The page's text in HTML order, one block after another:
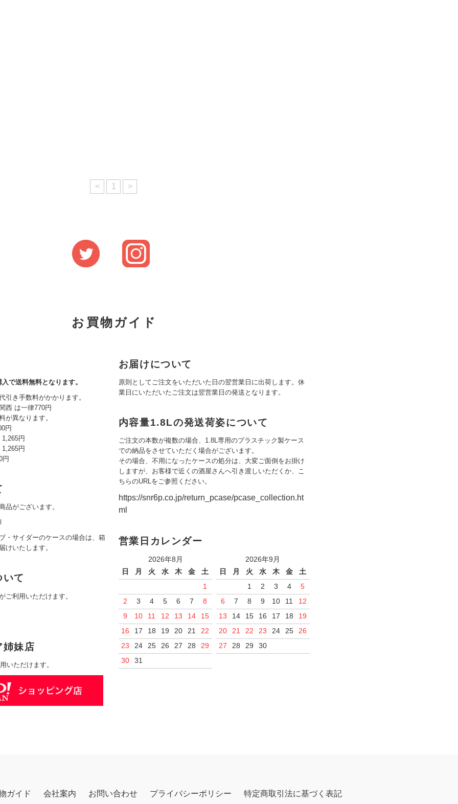
< 1 >
お買物ガイド
で送料無料となります。
引き手数料がかかります。
西 は一律770円
が異なります。
円
円
円
円
品がございます。
・サイダーのケースの場合は、箱
けいたします。
いて
ご利用いただけます。
姉妹店
いただけます。
お届けについて
原則としてご注文をいただいた日の翌営業日に出荷します。休
業日にいただいたご注文は翌営業日の発送となります。
内容量1.8Lの発送荷姿について
ご注文の本数が複数の場合、1.8L専用のプラスチック製ケース
での納品をさせていただく場合がございます。
その場合、不用になったケースの処分は、大変ご面倒をお掛け
しますが、お客様で近くの酒屋さんへ引き渡しいただくか、こ
ちらのURLをご参照ください。
https://snr6p.co.jp/return_pcase/pcase_collection.ht
ml
営業日カレンダー
2026年8月
日
月 火 水 木 金
土
1
2
3 4 5 6 7
8
9
10 11 12 13 14
15
16
17 18 19 20 21
22
23
24 25 26 27 28
29
30
31
2026年9月
日
月 火 水 木 金
土
1
2 3 4
5
6
7 8 9 10 11
12
13
14 15 16 17 18
19
20
21 22 23 24 25
26
27
28 29 30
ガイド 会社案内 お問い合わせ プライバシーポリシー 特定商取引法に基づく表記